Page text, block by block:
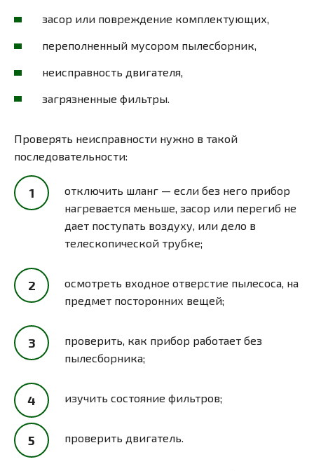
засор или повреждение комплектующих,
переполненный мусором пылесборник,
неисправность двигателя,
загрязненные фильтры.
Проверять неисправности нужно в такой
последовательности:
отключить шланг — если без него прибор
нагревается меньше, засор или перегиб не
дает поступать воздуху, или дело в
телескопической трубке;
осмотреть входное отверстие пылесоса, на
предмет посторонних вещей;
проверить, как прибор работает без
пылесборника;
изучить состояние фильтров;
проверить двигатель.